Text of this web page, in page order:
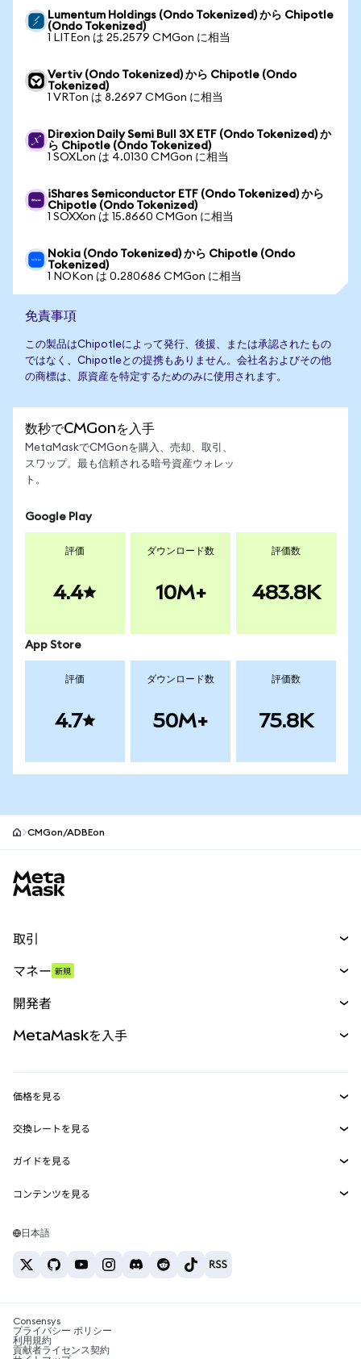
Lumentum Holdings (Ondo Tokenized) から Chipotle
(Ondo Tokenized)
1 LITEon は 25.2579 CMGon に相当
Vertiv (Ondo Tokenized) から Chipotle (Ondo
Tokenized)
1 VRTon は 8.2697 CMGon に相当
Direxion Daily Semi Bull 3X ETF (Ondo Tokenized) か
ら Chipotle (Ondo Tokenized)
1 SOXLon は 4.0130 CMGon に相当
iShares Semiconductor ETF (Ondo Tokenized) から
Chipotle (Ondo Tokenized)
1 SOXXon は 15.8660 CMGon に相当
Nokia (Ondo Tokenized) から Chipotle (Ondo
Tokenized)
1 NOKon は 0.280686 CMGon に相当
免責事項
この製品はChipotleによって発行、後援、または承認されたもの
ではなく、Chipotleとの提携もありません。会社名およびその他
の商標は、原資産を特定するためのみに使用されます。
数秒でCMGonを入手
MetaMaskでCMGonを購入、売却、取引、
スワップ。最も信頼される暗号資産ウォレッ
ト。
Google Play
評価
4.4
ダウンロード数
10M+
評価数
483.8K
App Store
評価
4.7
ダウンロード数
50M+
評価数
75.8K
CMGon/ADBEon
取引
パーペチュアル
RWA
マネー 新規
開発者
MetaMask Connect
Snaps
Web3サービス
MetaMaskを入手
セキュリティ
サポート
キャリア
お問い合わせ
価格を見る
イーサリアムの価格
Solanaの価格
Tetherの価格
交換レートを見る
ETH→USD
USDT→INR
BTC→INR
ETH→USDT
ガイドを見る
ETHの購入
USDTの購入
SHIBの購入
BNBの購入
コンテンツを見る
Solanaウォレット
税制関連ニュース
暗号資産の購入方法は？
日本語
Consensys
プライバシー ポリシー
利用規約
貢献者ライセンス契約